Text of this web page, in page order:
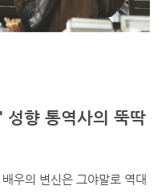
향 통역사의 뚝딱
배우의 변신은 그야말로 역대